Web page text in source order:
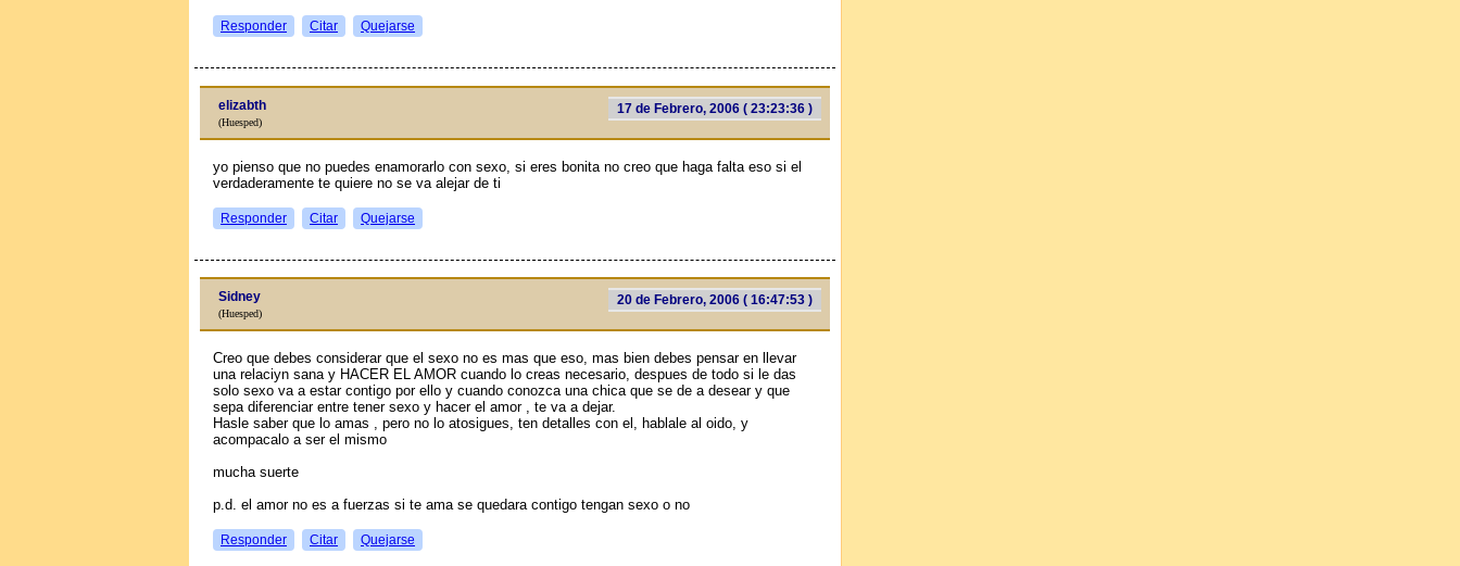
Responder Citar Quejarse
17 de Febrero, 2006 ( 23:23:36 )
elizabth
(Huesped)
yo pienso que no puedes enamorarlo con sexo, si eres bonita no creo que haga falta eso si el
verdaderamente te quiere no se va alejar de ti
Responder Citar Quejarse
20 de Febrero, 2006 ( 16:47:53 )
Sidney
(Huesped)
Creo que debes considerar que el sexo no es mas que eso, mas bien debes pensar en llevar
una relaciуn sana y HACER EL AMOR cuando lo creas necesario, despues de todo si le das
solo sexo va a estar contigo por ello y cuando conozca una chica que se de a desear y que
sepa diferenciar entre tener sexo y hacer el amor , te va a dejar.
Hasle saber que lo amas , pero no lo atosigues, ten detalles con el, hablale al oido, y
acompaсalo a ser el mismo
mucha suerte
p.d. el amor no es a fuerzas si te ama se quedara contigo tengan sexo o no
Responder Citar Quejarse